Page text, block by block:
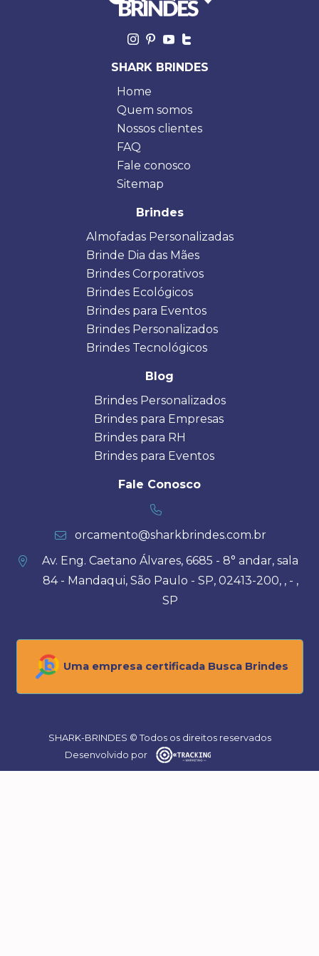
SHARK BRINDES
Home
Quem somos
Nossos clientes
FAQ
Fale conosco
Sitemap
Brindes
Almofadas Personalizadas
Brinde Dia das Mães
Brindes Corporativos
Brindes Ecológicos
Brindes para Eventos
Brindes Personalizados
Brindes Tecnológicos
Blog
Brindes Personalizados
Brindes para Empresas
Brindes para RH
Brindes para Eventos
Fale Conosco
orcamento@sharkbrindes.com.br
Av. Eng. Caetano Álvares, 6685 - 8° andar, sala
84 - Mandaqui, São Paulo - SP, 02413-200, , - ,
SP
Uma empresa certificada Busca Brindes
SHARK-BRINDES © Todos os direitos reservados
Desenvolvido por